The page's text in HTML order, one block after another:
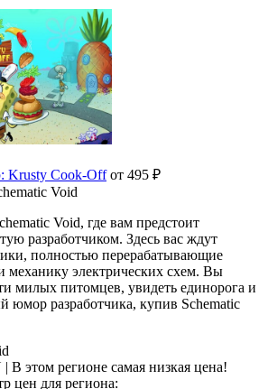
Krusty Cook-Offот 495 ₽
Void
Void, где вам предстоит
разработчиком. Здесь вас ждут
полностью перерабатывающие
электрических схем. Вы
милых питомцев, увидеть единорога и
юмор разработчика, купив Schematic
| В этом регионе самая низкая цена!
цен для региона: